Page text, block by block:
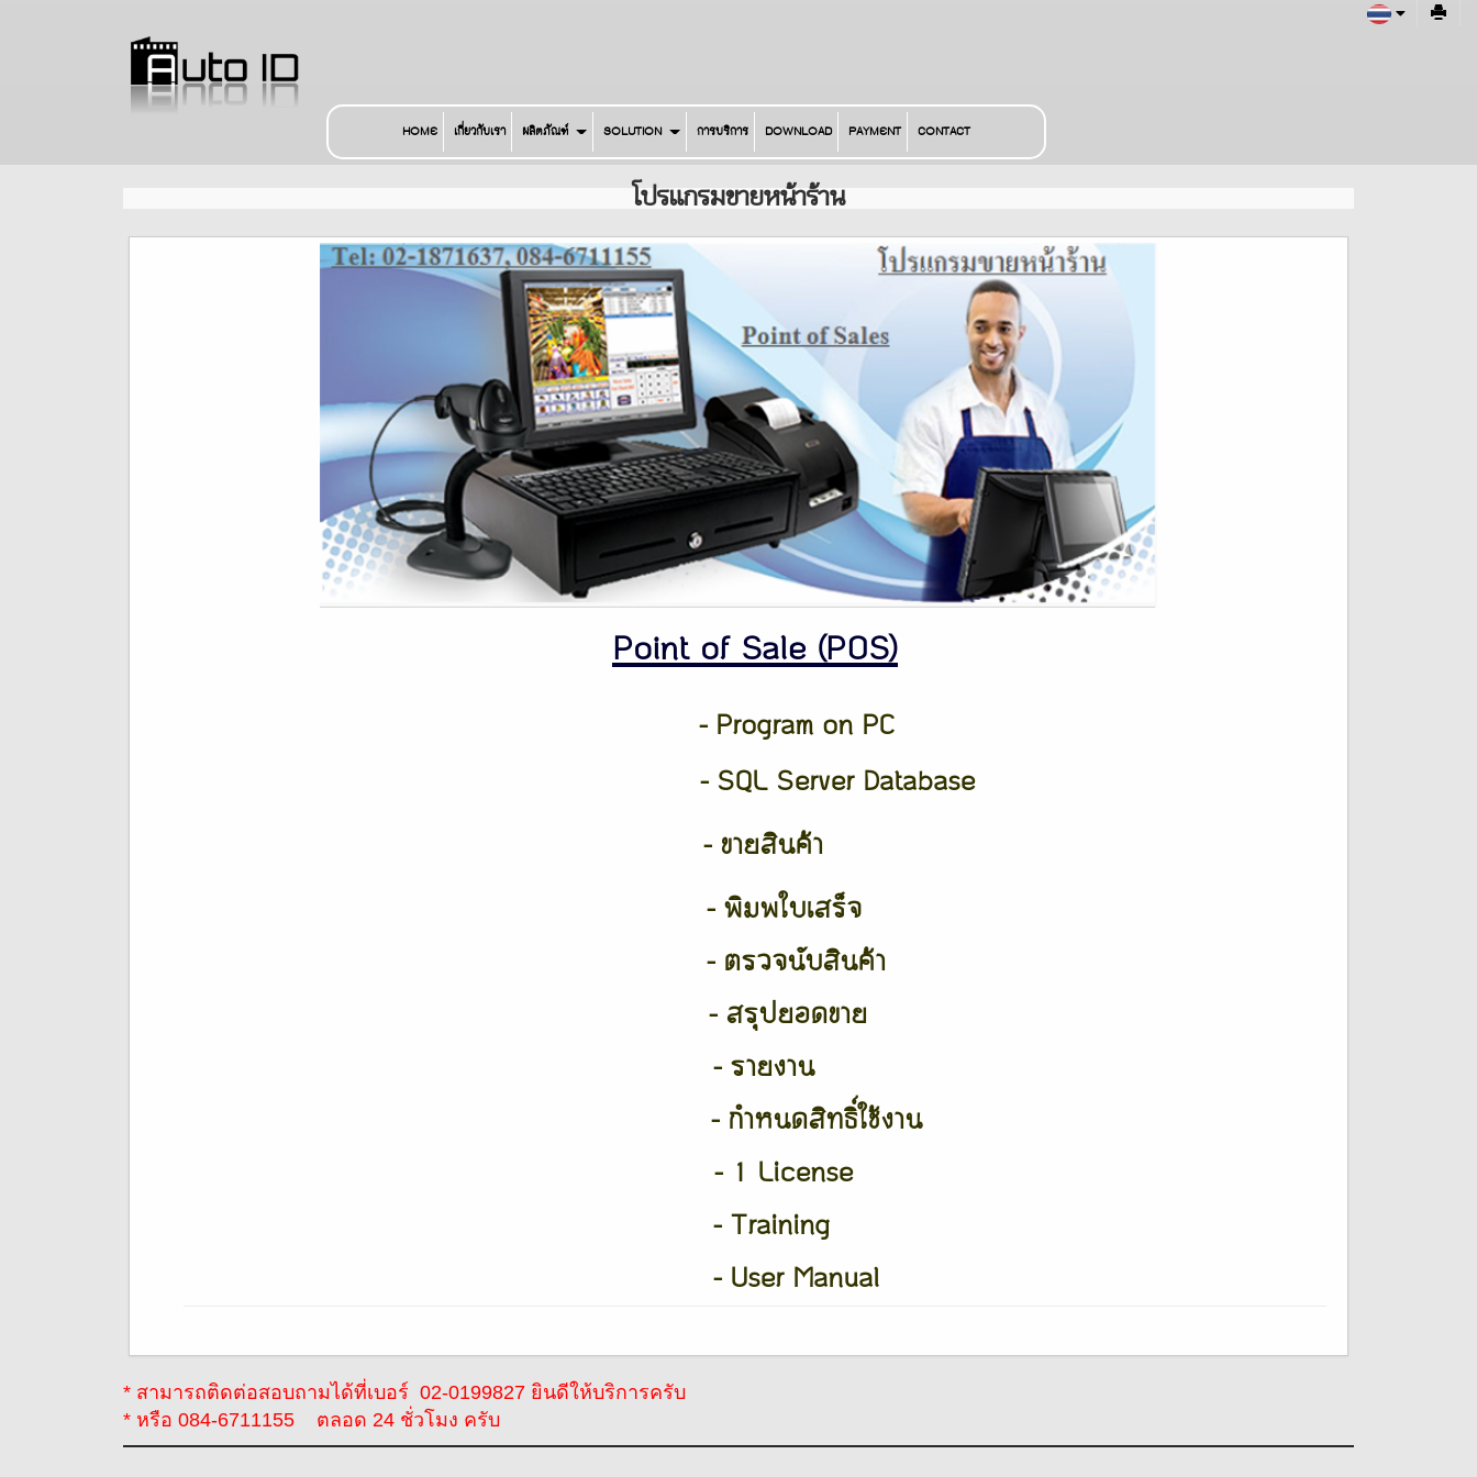
HOME เกี่ยวกับเรา ผลิตภัณฑ์ SOLUTION การบริการ DOWNLOAD PAYMENT CONTACT
โปรแกรมขายหน้าร้าน
Point of Sale (POS)
- Program on PC
- SQL Server Database
- ขายสินค้า
- พิมพใบเสร็จ
- ตรวจนับสินค้า
- สรุปยอดขาย
- รายงาน
- กำหนดสิทธิ์ใช้งาน
- 1 License
- Training
- User Manual
* สามารถติดต่อสอบถามได้ที่เบอร์ 02-0199827 ยินดีให้บริการครับ
* หรือ 084-6711155 ตลอด 24 ชั่วโมง ครับ